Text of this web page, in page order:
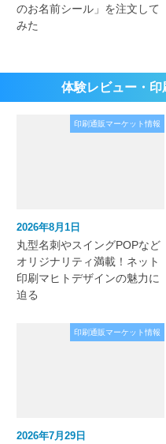
のお名前シール」を注文して
みた
体験レビュー・
印刷通販マーケット情報
2026年8月1日
丸型名刺やスイングPOPなど
オリジナリティ満載！ネット
印刷マヒトデザインの魅力に
迫る
印刷通販マーケット情報
2026年7月29日